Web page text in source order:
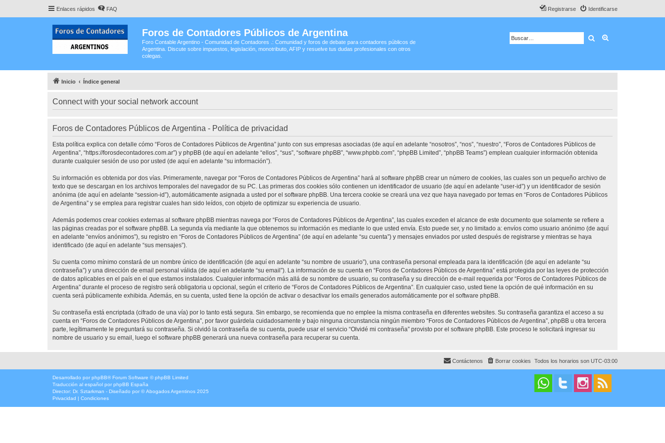
Enlaces rápidos FAQ Identificarse
Registrarse
Foros de Contadores Públicos de Argentina
Foro Contable Argentino - Comunidad de Contadores .: Comunidad y foros de debate para contadores públicos de
Argentina. Discute sobre impuestos, legislación, monotributo, AFIP y resuelve tus dudas profesionales con otros
colegas.
Buscar
Inicio Índice general
Connect with your social network account
Foros de Contadores Públicos de Argentina - Política de privacidad
Esta política explica con detalle cómo “Foros de Contadores Públicos de Argentina” junto con sus empresas asociadas (de aquí en adelante “nosotros”, “nos”, “nuestro”, “Foros de Contadores Públicos de
Argentina”, “https://forosdecontadores.com.ar”) y phpBB (de aquí en adelante “ellos”, “sus”, “software phpBB”, “www.phpbb.com”, “phpBB Limited”, “phpBB Teams”) emplean cualquier información obtenida
durante cualquier sesión de uso por usted (de aquí en adelante “su información”).
Su información es obtenida por dos vías. Primeramente, navegar por “Foros de Contadores Públicos de Argentina” hará al software phpBB crear un número de cookies, las cuales son un pequeño archivo de
texto que se descargan en los archivos temporales del navegador de su PC. Las primeras dos cookies sólo contienen un identificador de usuario (de aquí en adelante “user-id”) y un identificador de sesión
anónima (de aquí en adelante “session-id”), automáticamente asignada a usted por el software phpBB. Una tercera cookie se creará una vez que haya navegado por temas en “Foros de Contadores Públicos
de Argentina” y se emplea para registrar cuales han sido leídos, con objeto de optimizar su experiencia de usuario.
Además podemos crear cookies externas al software phpBB mientras navega por “Foros de Contadores Públicos de Argentina”, las cuales exceden el alcance de este documento que solamente se refiere a
las páginas creadas por el software phpBB. La segunda vía mediante la que obtenemos su información es mediante lo que usted envía. Esto puede ser, y no limitado a: envíos como usuario anónimo (de aquí
en adelante “envíos anónimos”), su registro en “Foros de Contadores Públicos de Argentina” (de aquí en adelante “su cuenta”) y mensajes enviados por usted después de registrarse y mientras se haya
identificado (de aquí en adelante “sus mensajes”).
Su cuenta como mínimo constará de un nombre único de identificación (de aquí en adelante “su nombre de usuario”), una contraseña personal empleada para la identificación (de aquí en adelante “su
contraseña”) y una dirección de email personal válida (de aquí en adelante “su email”). La información de su cuenta en “Foros de Contadores Públicos de Argentina” está protegida por las leyes de protección
de datos aplicables en el país en el que estamos instalados. Cualquier información más allá de su nombre de usuario, su contraseña y su dirección de e-mail requerida por “Foros de Contadores Públicos de
Argentina” durante el proceso de registro será obligatoria u opcional, según el criterio de “Foros de Contadores Públicos de Argentina”. En cualquier caso, usted tiene la opción de qué información en su
cuenta será públicamente exhibida. Además, en su cuenta, usted tiene la opción de activar o desactivar los emails generados automáticamente por el software phpBB.
Su contraseña está encriptada (cifrado de una vía) por lo tanto está segura. Sin embargo, se recomienda que no emplee la misma contraseña en diferentes websites. Su contraseña garantiza el acceso a su
cuenta en “Foros de Contadores Públicos de Argentina”, por favor guárdela cuidadosamente y bajo ninguna circunstancia ningún miembro “Foros de Contadores Públicos de Argentina”, phpBB u otra tercera
parte, legítimamente le preguntará su contraseña. Si olvidó la contraseña de su cuenta, puede usar el servicio “Olvidé mi contraseña” provisto por el software phpBB. Este proceso le solicitará ingresar su
nombre de usuario y su email, luego el software phpBB generará una nueva contraseña para recuperar su cuenta.
Todos los horarios son UTC-03:00
Borrar cookies
Contáctenos
Desarrollado por phpBB® Forum Software © phpBB Limited
Traducción al español por phpBB España
Director: Dr. Sztarkman - Diseñado por ©Abogados Argentinos 2025
Privacidad | Condiciones